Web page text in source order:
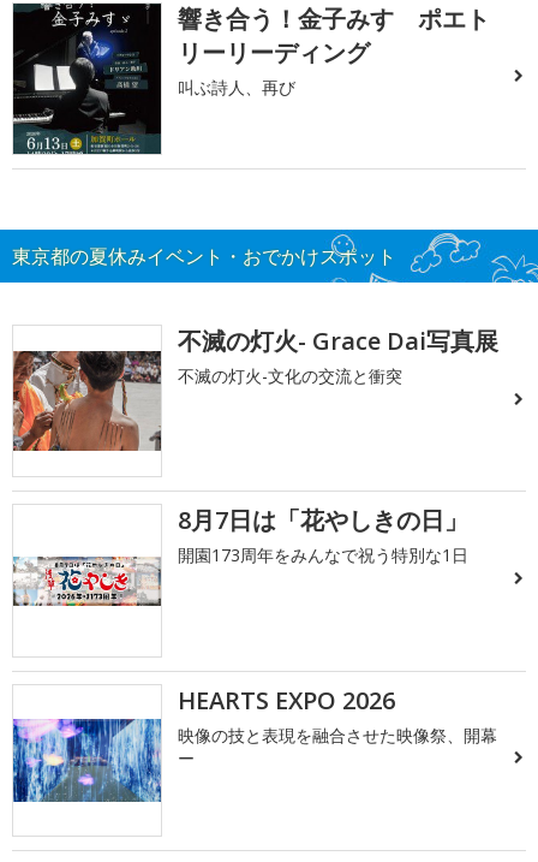
響き合う！金子みすゞポエト
リーリーディング
叫ぶ詩人、再び
東京都の夏休みイベント・おでかけスポット
不滅の灯火- Grace Dai写真展
不滅の灯火-文化の交流と衝突
8月7日は「花やしきの日」
開園173周年をみんなで祝う特別な1日
HEARTS EXPO 2026
映像の技と表現を融合させた映像祭、開幕
ー